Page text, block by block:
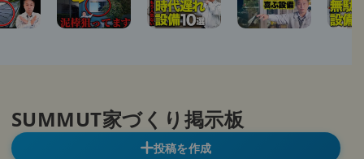
SUMMUT家づくり掲示板
投稿を作成